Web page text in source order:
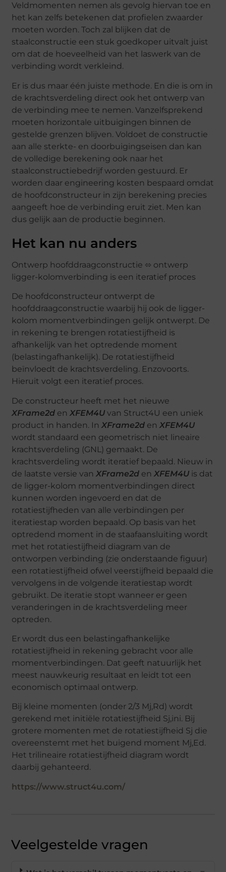
Veldmomenten nemen als gevolg hiervan toe en
het kan zelfs betekenen dat profielen zwaarder
moeten worden. Toch zal blijken dat de
staalconstructie een stuk goedkoper uitvalt juist
om dat de hoeveelheid van het laswerk van de
verbinding wordt verkleind.
Er is dus maar één juiste methode. En die is om in
de krachtsverdeling direct ook het ontwerp van
de verbinding mee te nemen. Vanzelfsprekend
moeten horizontale uitbuigingen binnen de
gestelde grenzen blijven. Voldoet de constructie
aan alle sterkte- en doorbuigingseisen dan kan
de volledige berekening ook naar het
staalconstructiebedrijf worden gestuurd. Er
worden daar engineering kosten bespaard omdat
de hoofdconstructeur in zijn berekening precies
aangeeft hoe de verbinding eruit ziet. Men kan
dus gelijk aan de productie beginnen.
Het kan nu anders
Ontwerp hoofddraagconstructie ⬄ ontwerp
ligger-kolomverbinding is een iteratief proces
De hoofdconstructeur ontwerpt de
hoofddraagconstructie waarbij hij ook de ligger-
kolom momentverbindingen gelijk ontwerpt. De
in rekening te brengen rotatiestijfheid is
afhankelijk van het optredende moment
(belastingafhankelijk). De rotatiestijfheid
beïnvloedt de krachtsverdeling. Enzovoorts.
Hieruit volgt een iteratief proces.
De constructeur heeft met het nieuwe
XFrame2d en XFEM4U van Struct4U een uniek
product in handen. In XFrame2d en XFEM4U
wordt standaard een geometrisch niet lineaire
krachtsverdeling (GNL) gemaakt. De
krachtsverdeling wordt iteratief bepaald. Nieuw in
de laatste versie van XFrame2d en XFEM4U is dat
de ligger-kolom momentverbindingen direct
kunnen worden ingevoerd en dat de
rotatiestijfheden van alle verbindingen per
iteratiestap worden bepaald. Op basis van het
optredend moment in de staafaansluiting wordt
met het rotatiestijfheid diagram van de
ontworpen verbinding (zie onderstaande figuur)
een rotatiestijfheid ofwel veerstijfheid bepaald die
vervolgens in de volgende iteratiestap wordt
gebruikt. De iteratie stopt wanneer er geen
veranderingen in de krachtsverdeling meer
optreden.
Er wordt dus een belastingafhankelijke
rotatiestijfheid in rekening gebracht voor alle
momentverbindingen. Dat geeft natuurlijk het
meest nauwkeurig resultaat en leidt tot een
economisch optimaal ontwerp.
Bij kleine momenten (onder 2/3 Mj,Rd) wordt
gerekend met initiële rotatiestijfheid Sj,ini. Bij
grotere momenten met de rotatiestijfheid Sj die
overeenstemt met het buigend moment Mj,Ed.
Het trilineaire rotatiestijfheid diagram wordt
daarbij gehanteerd.
https://www.struct4u.com/
Veelgestelde vragen